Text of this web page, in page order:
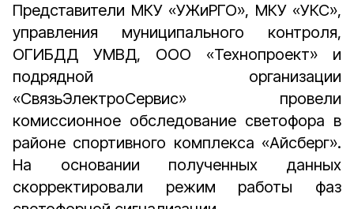
Представители МКУ «УЖиРГО», МКУ «УКС»,
управления муниципального контроля,
ОГИБДД УМВД, ООО «Технопроект» и
подрядной организации
«СвязьЭлектроСервис» провели
комиссионное обследование светофора в
районе спортивного комплекса «Айсберг».
На основании полученных данных
скорректировали режим работы фаз